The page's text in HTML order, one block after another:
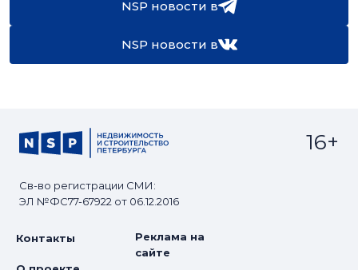
NSP новости в
NSP новости в
Св-во регистрации СМИ:
ЭЛ №ФС77-67922 от 06.12.2016
16+
Контакты
Реклама на
сайте